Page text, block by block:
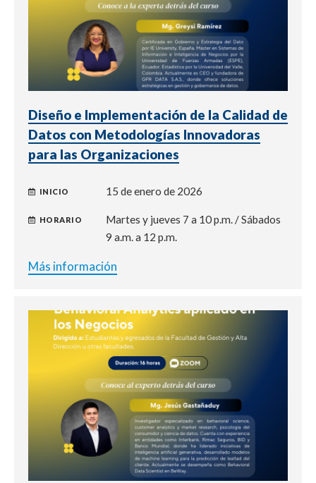
Diseño e Implementación de la Calidad de
Datos con Metodologías Innovadoras
para las Organizaciones
INICIO 15 de enero de 2026
HORARIO
Martes y jueves 7 a 10 p.m. / Sábados
9 a.m. a 12 p.m.
Más información